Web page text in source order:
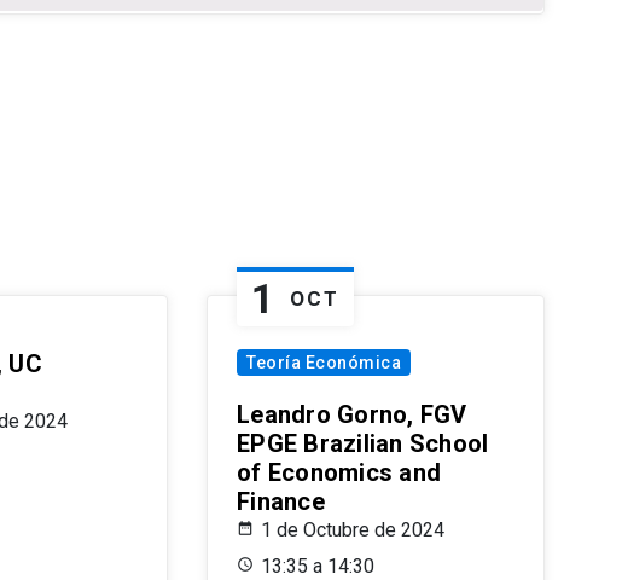
UC
2024
1 OCT
Teoría Económica
Leandro Gorno, FGV
EPGE Brazilian School
of Economics and
Finance
1 de Octubre de 2024
13:35 a 14:30